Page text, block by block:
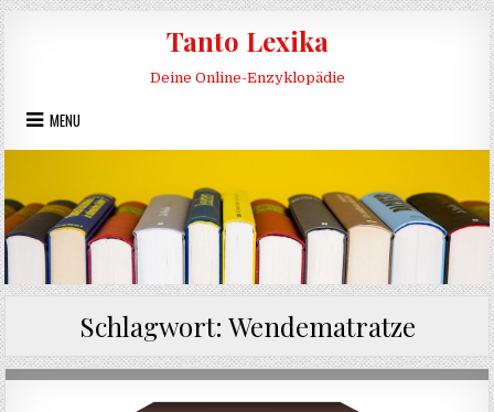
Skip to content
Tanto Lexika
Deine Online-Enzyklopädie
MENU
Schlagwort: Wendematratze